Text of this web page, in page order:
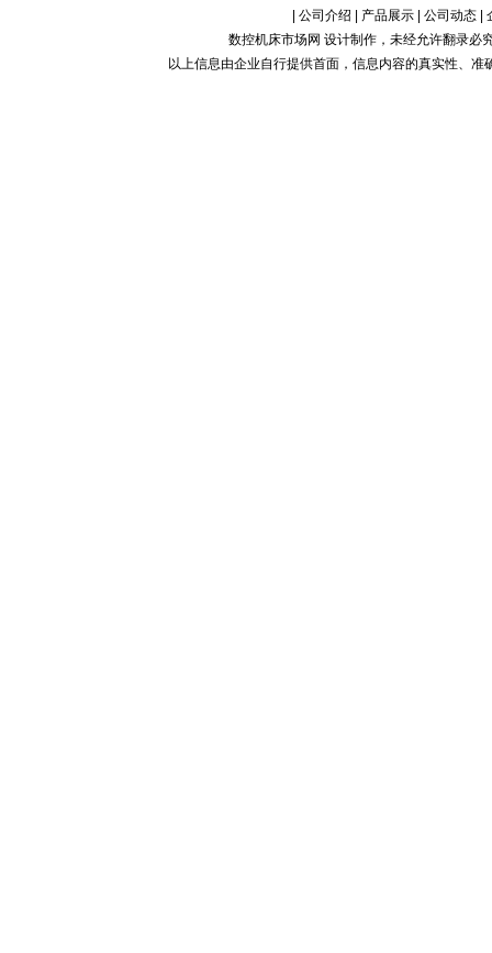
公司介绍 产品展示| 公司动态|
数控机床市场网 设计制作，未经允许翻录必
以上信息由企业自行提供首面，信息内容的真实性、